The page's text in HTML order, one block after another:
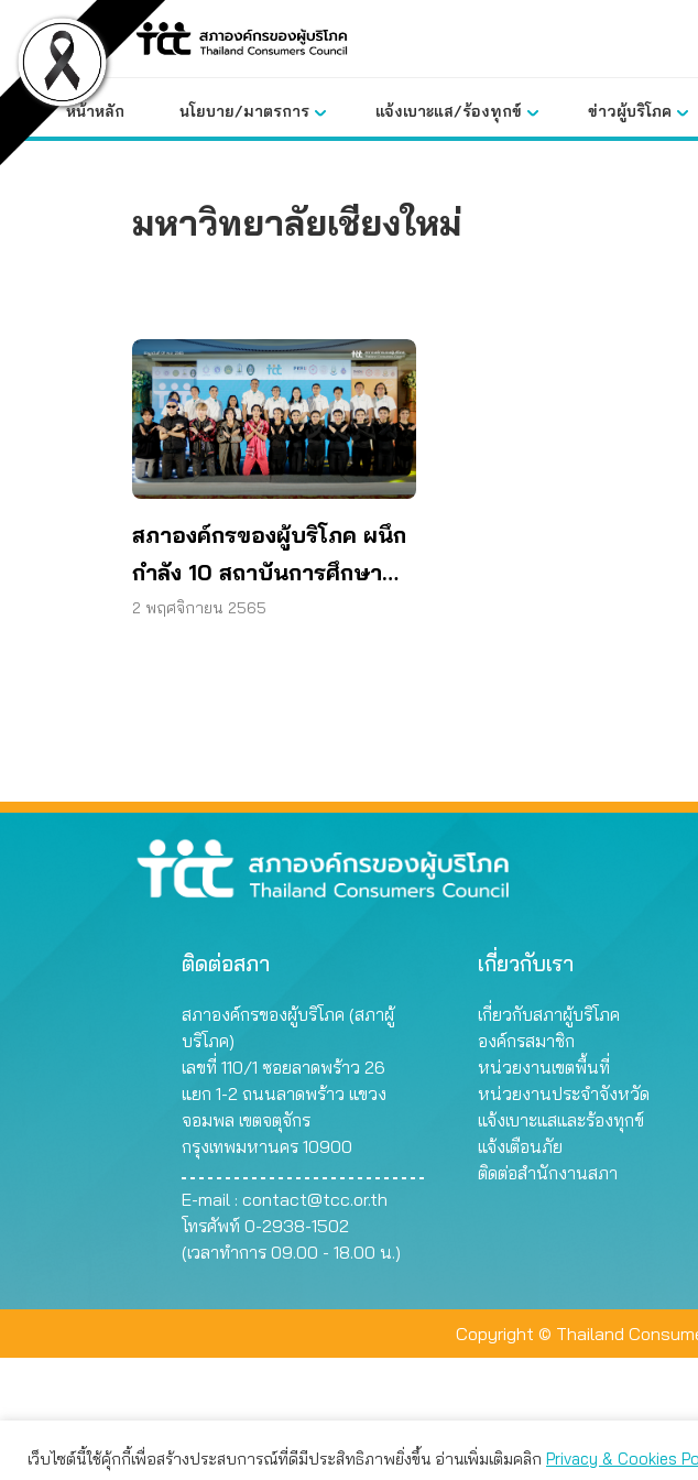
content
หน้าหลัก นโยบาย/มาตรการ แจ้งเบาะแส/ร้องทุกข์ ข่าวผู้บริโภค
มหาวิทยาลัยเชียงใหม่
สภาองค์กรของผู้บริโภค ผนึก
กำลัง 10 สถาบันการศึกษา
สร้างภูมิคุ้มกันเยาวชน รู้จัก
2 พฤศจิกายน 2565
ติดต่อสภา
สภาองค์กรของผู้บริโภค (สภาผู้
บริโภค)
เลขที่ 110/1 ซอยลาดพร้าว 26
แยก 1-2 ถนนลาดพร้าว แขวง
จอมพล เขตจตุจักร
กรุงเทพมหานคร 10900
E-mail : contact@tcc.or.th
โทรศัพท์ 0-2938-1502
(เวลาทำการ 09.00 - 18.00 น.)
เกี่ยวกับเรา
เกี่ยวกับสภาผู้บริโภค
องค์กรสมาชิก
หน่วยงานเขตพื้นที่
หน่วยงานประจำจังหวัด
แจ้งเบาะแสและร้องทุกข์
แจ้งเตือนภัย
ติดต่อสำนักงานสภา
Copyright © Thailand
เว็บไซต์นี้ใช้คุ้กกี้เพื่อสร้างประสบการณ์ที่ดีมีประสิทธิภาพยิ่งขึ้น อ่านเพิ่มเติมคลิก Privacy & Cookies
เว็บไซต์นี้ใช้คุกกี้เพื่อมอบประสบการณ์การใช้งานที่ดีให้แก่ท่าน คุณสามารถเลือกตั้งค่าความ